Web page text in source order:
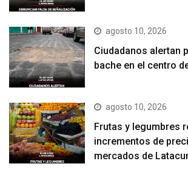
agosto 10, 2026
Ciudadanos alertan
bache en el centro
agosto 10, 2026
Frutas y legumbres
incrementos de
mercados de